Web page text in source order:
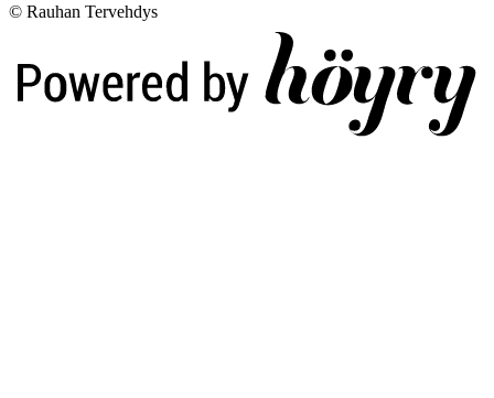
© Rauhan Tervehdys